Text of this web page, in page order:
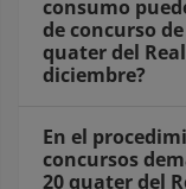
consumo
de concurso
quater del
diciembre?
En el
concursos
20 quater del